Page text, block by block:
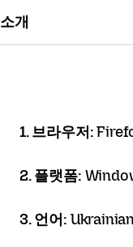
소개
1. 브라우저:
2. 플랫폼:
3. 언어: Ukrainian